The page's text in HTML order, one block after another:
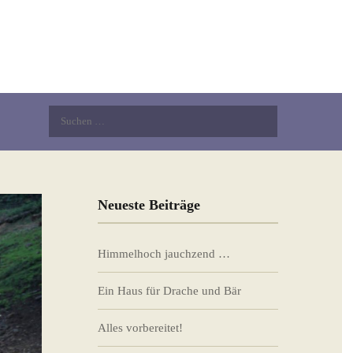
Neueste Beiträge
Himmelhoch jauchzend …
Ein Haus für Drache und Bär
Alles vorbereitet!